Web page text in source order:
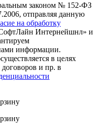
законом № 152-ФЗ
отправляя данную
на обработку
Интернейшнл» и
информации.
в целях
и пр. в